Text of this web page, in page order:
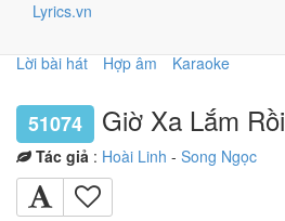
Lyrics.vn
Lời bài hát Hợp âm Karaoke
51074 Giờ Xa Lắm Rồi
Tác giả : Hoài Linh - Song Ngọc